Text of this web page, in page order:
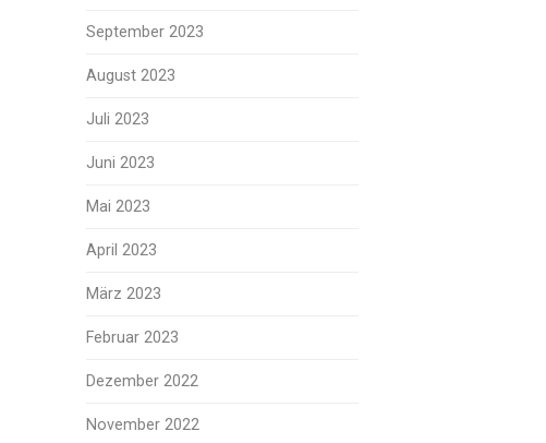
September 2023
August 2023
Juli 2023
Juni 2023
Mai 2023
April 2023
März 2023
Februar 2023
Dezember 2022
November 2022